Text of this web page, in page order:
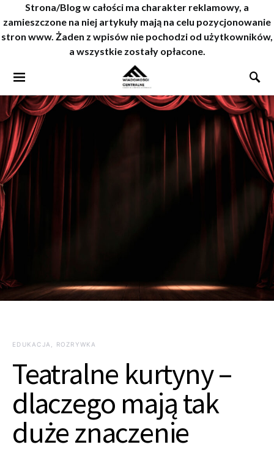
Strona/Blog w całości ma charakter reklamowy, a
zamieszczone na niej artykuły mają na celu pozycjonowanie
stron www. Żaden z wpisów nie pochodzi od użytkowników,
a wszystkie zostały opłacone.
EDUKACJA, ROZRYWKA
Teatralne kurtyny –
dlaczego mają tak
duże znaczenie